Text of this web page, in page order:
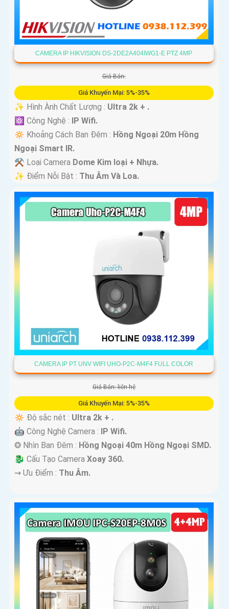
CAMERA IP HIKVISION DS-2DE2A404IWG1-E PTZ 4MP
Giá Bán:
Giá Khuyến Mại: 5%-35%
✨ Hình Ành Chất Lượng : Ultra 2k + .
⚛️ Công Nghệ : IP Wifi.
🔅 Khoảng Cách Ban Đêm : Hồng Ngoại 20m Hồng
Ngoại Smart IR.
⚒ Loại Camera Dome Kim loại + Nhựa.
️✨ Điểm Nỗi Bật : Thu Âm Và Loa.
CAMERA IP PT UNV WIFI UHO-P2C-M4F4 FULL COLOR
Giá Bán: liên hệ
Giá Khuyến Mại: 5%-35%
🔅 Độ sắc nét : Ultra 2k + .
🤖️ Công Nghệ Camera : IP Wifi.
❂ Nhìn Ban Đêm : Hồng Ngoại 40m Hồng Ngoại SMD.
🐉️ Cấu Tạo Camera Xoay 360.
️⇝ Ưu Điểm : Thu Âm.